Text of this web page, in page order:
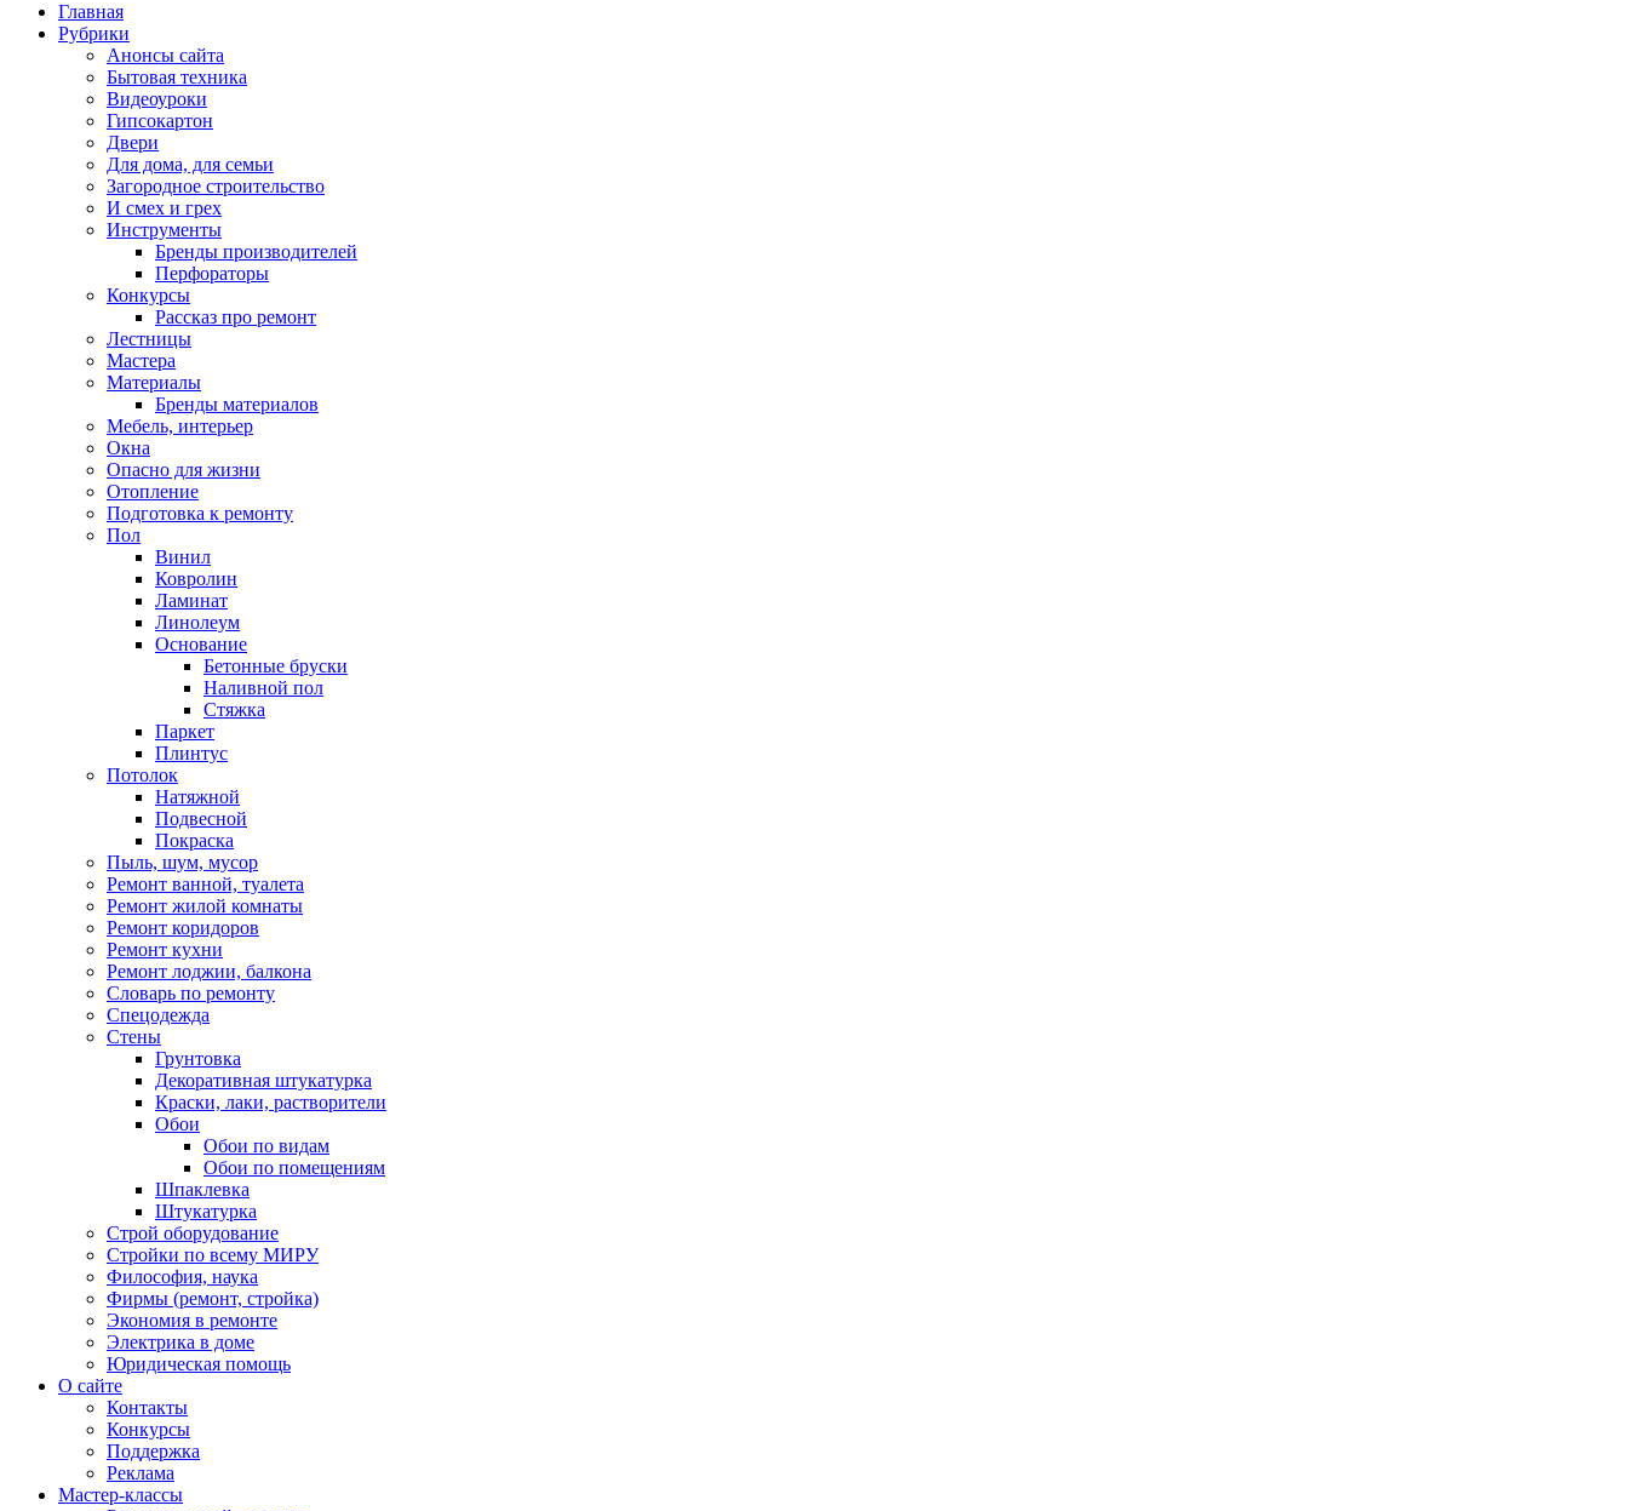
Главная
Рубрики
Анонсы сайта
Бытовая техника
Видеоуроки
Гипсокартон
Двери
Для дома, для семьи
Загородное строительство
И смех и грех
Инструменты
Бренды производителей
Перфораторы
Конкурсы
Рассказ про ремонт
Лестницы
Мастера
Материалы
Бренды материалов
Мебель, интерьер
Окна
Опасно для жизни
Отопление
Подготовка к ремонту
Пол
Винил
Ковролин
Ламинат
Линолеум
Основание
Бетонные бруски
Наливной пол
Стяжка
Паркет
Плинтус
Потолок
Натяжной
Подвесной
Покраска
Пыль, шум, мусор
Ремонт ванной, туалета
Ремонт жилой комнаты
Ремонт коридоров
Ремонт кухни
Ремонт лоджии, балкона
Словарь по ремонту
Спецодежда
Стены
Грунтовка
Декоративная штукатурка
Краски, лаки, растворители
Обои
Обои по видам
Обои по помещениям
Шпаклевка
Штукатурка
Строй оборудование
Стройки по всему МИРУ
Философия, наука
Фирмы (ремонт, стройка)
Экономия в ремонте
Электрика в доме
Юридическая помощь
О сайте
Контакты
Конкурсы
Поддержка
Реклама
Мастер-классы